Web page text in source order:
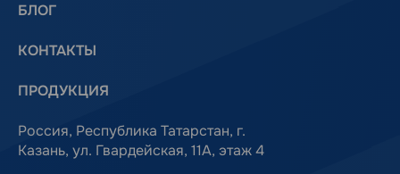
БЛОГ
КОНТАКТЫ
ПРОДУКЦИЯ
Россия, Республика Татарстан, г.
Казань, ул. Гвардейская, 11А, этаж 4